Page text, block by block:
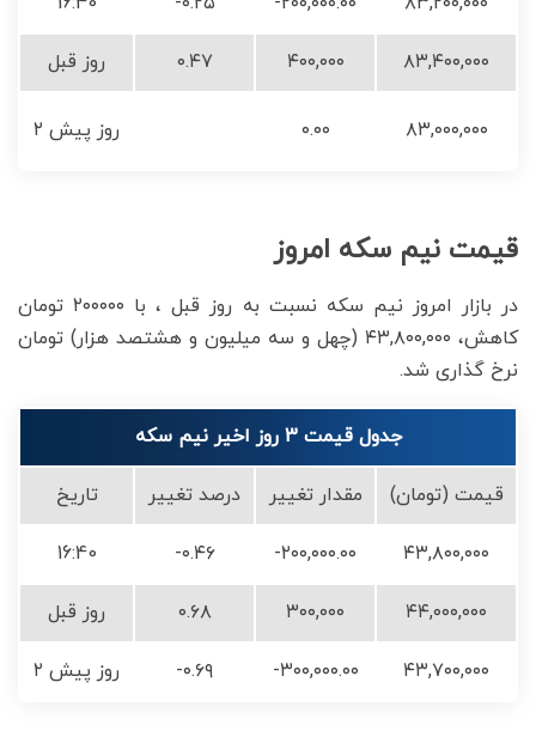
۸۳,۴۰۰,۰۰۰ ۴۰۰,۰۰۰ ۰.۴۷ روز قبل
۸۳,۰۰۰,۰۰۰ ۰.۰۰ ۲ روز پیش
قیمت نیم سکه امروز
در بازار امروز نیم سکه نسبت به روز قبل ، با ۲۰۰۰۰۰ تومان
کاهش، ۴۳,۸۰۰,۰۰۰ (چهل و سه میلیون و هشتصد هزار) تومان
نرخ گذاری شد.
جدول قیمت 3 روز اخیر نیم سکه
قیمت (تومان) مقدار تغییر درصد تغییر تاریخ
۴۳,۸۰۰,۰۰۰ -۲۰۰,۰۰۰.۰۰ -۰.۴۶ 16:40
۴۴,۰۰۰,۰۰۰ ۳۰۰,۰۰۰ ۰.۶۸ روز قبل
۴۳,۷۰۰,۰۰۰ -۳۰۰,۰۰۰.۰۰ -۰.۶۹ ۲ روز پیش